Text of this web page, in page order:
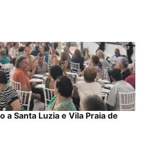
a Santa Luzia e Vila Praia de